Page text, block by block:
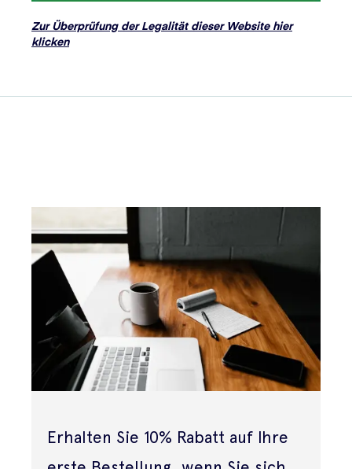
Zur Überprüfung der Legalität dieser Website hier
klicken
Erhalten Sie 10% Rabatt auf Ihre